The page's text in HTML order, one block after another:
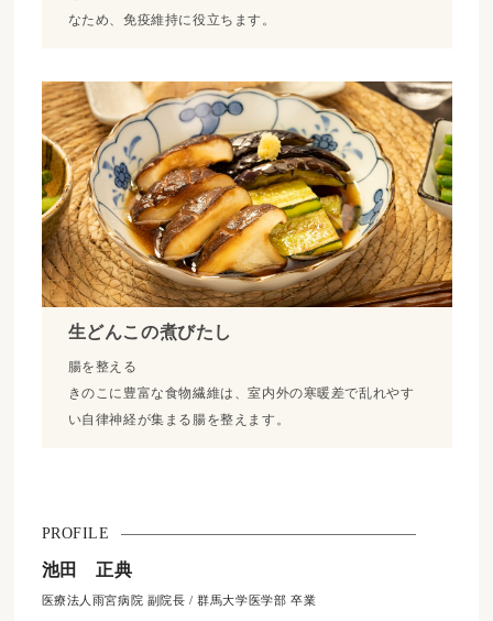
なため、免疫維持に役立ちます。
生どんこの煮びたし
腸を整える
きのこに豊富な食物繊維は、室内外の寒暖差で乱れやす
い自律神経が集まる腸を整えます。
PROFILE
池田 正典
医療法人雨宮病院 副院長 / 群馬大学医学部 卒業